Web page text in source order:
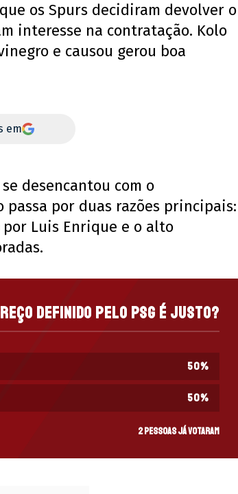
os Spurs decidiram devolver o
interesse na contratação. Kolo
e causou gerou boa
em
desencantou com o
por duas razões principais:
Luis Enrique e o alto
definido pelo PSG é justo?
50%
50%
2 pessoas já votaram